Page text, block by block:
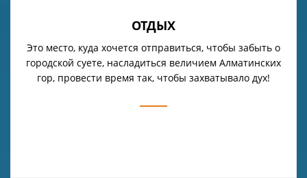
ОТДЫХ
Это место, куда хочется отправиться, чтобы забыть о
городской суете, насладиться величием Алматинских
гор, провести время так, чтобы захватывало дух!